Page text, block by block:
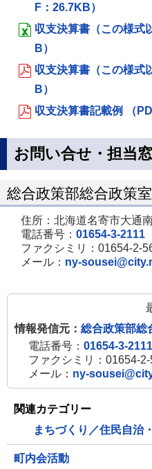
F：26.7KB）
収支決算書（この様式
B）
収支決算書（この様式
B）
収支決算書記載例 （
お問い合せ・担当
総合政策部総合政策
住所：北海道名寄市大通
電話番号： 01654-3-2111
ファクシミリ：01654-2-
メール： ny-
情報発信元： 総合政策部総
電話番号： 01654-3-2111
ファクシミリ：01654-
メール： ny-
関連カテゴリー
まちづくり／住民自治
町内会活動